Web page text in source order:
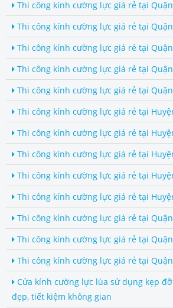
Thi công kính cường lực giá rẻ tại
Thi công kính cường lực giá rẻ tại
Thi công kính cường lực giá rẻ tại
Thi công kính cường lực giá rẻ tại
Thi công kính cường lực giá rẻ tại Quận
Thi công kính cường lực giá rẻ tại
Thi công kính cường lực giá rẻ tại
Thi công kính cường lực giá rẻ tại
Thi công kính cường lực giá rẻ tại
Thi công kính cường lực giá rẻ tại
Thi công kính cường lực giá rẻ tại
Thi công kính cường lực giá rẻ tại
Thi công kính cường lực giá rẻ tại Quận
Cửa kính cường lực lùa sử dụng kẹp
đẹp, tiết kiệm không gian